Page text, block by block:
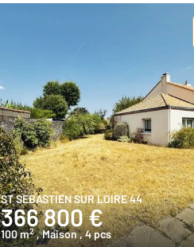
ST SEBASTIEN SUR LOIRE 44
366 800 €
100 m2 , Maison, 4 pcs